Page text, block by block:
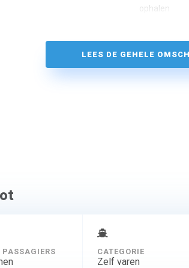
ophalen
LEES DE GEHELE
CATEGORIE
Zelf varen